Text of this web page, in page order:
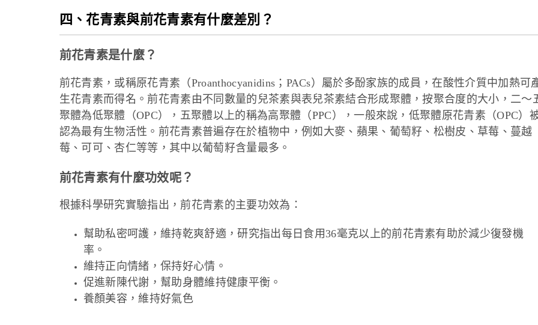
四、花青素與前花青素有什麼差別？
前花青素是什麼？
前花青素，或稱原花青素（Proanthocyanidins；PACs）屬於多酚家族的成員，在酸性介質中加熱可
生花青素而得名。前花青素由不同數量的兒茶素與表兒茶素結合形成聚體，按聚合度的大小，二～
聚體為低聚體（OPC），五聚體以上的稱為高聚體（PPC），一般來說，低聚體原花青素（OPC）
認為最有生物活性。前花青素普遍存在於植物中，例如大麥、蘋果、葡萄籽、松樹皮、草莓、蔓越
莓、可可、杏仁等等，其中以葡萄籽含量最多。
前花青素有什麼功效呢？
根據科學研究實驗指出，前花青素的主要功效為：
幫助私密呵護，維持乾爽舒適，研究指出每日食用36毫克以上的前花青素有助於減少復發機
率。
維持正向情緒，保持好心情。
促進新陳代謝，幫助身體維持健康平衡。
養顏美容，維持好氣色